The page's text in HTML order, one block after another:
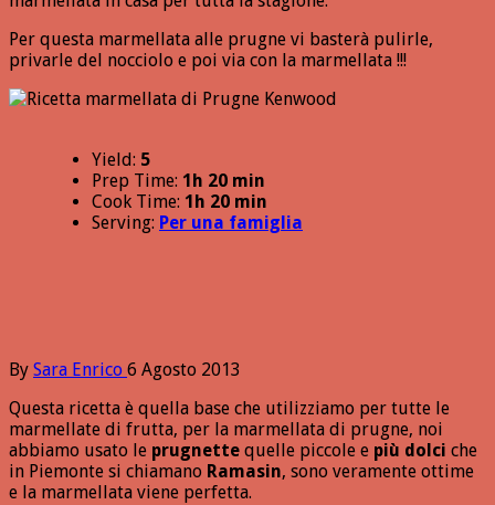
Per questa marmellata alle prugne vi basterà pulirle,
privarle del nocciolo e poi via con la marmellata !!!
Yield: 5
Prep Time: 1h 20 min
Cook Time: 1h 20 min
Serving: Per una famiglia
By Sara Enrico 6 Agosto 2013
Questa ricetta è quella base che utilizziamo per tutte le
marmellate di frutta, per la marmellata di prugne, noi
abbiamo usato le prugnette quelle piccole e più dolci che
in Piemonte si chiamano Ramasin, sono veramente ottime
e la marmellata viene perfetta.